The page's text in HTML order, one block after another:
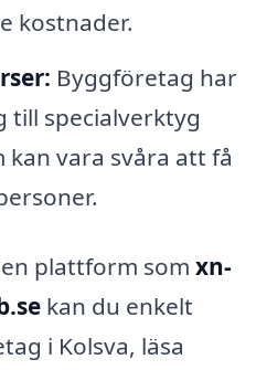
kostnader.
Byggföretag har
till specialverktyg
kan vara svåra att få
plattform som xn-
kan du enkelt
i Kolsva, läsa